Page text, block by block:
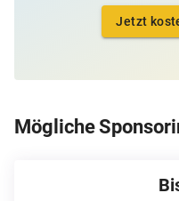
Jetzt
Mögliche